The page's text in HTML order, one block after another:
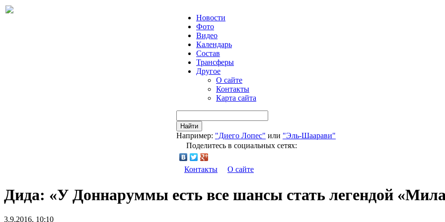
Новости
Фото
Видео
Календарь
Состав
Трансферы
Другое
О сайте
Контакты
Карта сайта
Найти
Например: "Диего Лопес" или "Эль-Шаарави"
Поделитесь в социальных сетях:
Контакты О сайте
Дида: «У Доннаруммы есть все шансы стать легендой
3.9.2016, 10:10